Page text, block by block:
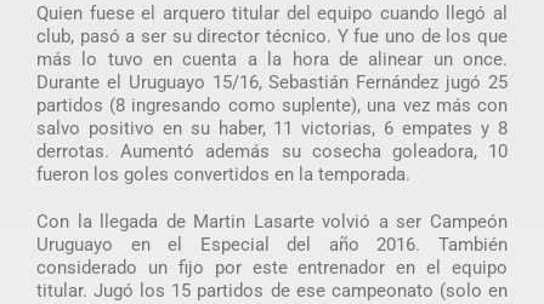
Quien fuese el arquero titular del equipo cuando llegó al
club, pasó a ser su director técnico. Y fue uno de los que
más lo tuvo en cuenta a la hora de alinear un once.
Durante el Uruguayo 15/16, Sebastián Fernández jugó 25
partidos (8 ingresando como suplente), una vez más con
salvo positivo en su haber, 11 victorias, 6 empates y 8
derrotas. Aumentó además su cosecha goleadora, 10
fueron los goles convertidos en la temporada.
Con la llegada de Martin Lasarte volvió a ser Campeón
Uruguayo en el Especial del año 2016. También
considerado un fijo por este entrenador en el equipo
titular. Jugó los 15 partidos de ese campeonato (solo en